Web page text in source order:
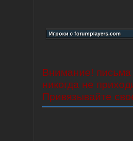
Внимание!
никогда не
Привязывайте